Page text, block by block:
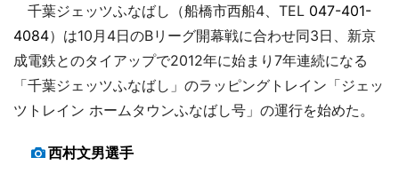
千葉ジェッツふなばし（船橋市西船4、TEL 047-401-
4084）は10月4日のBリーグ開幕戦に合わせ同3日、新京
成電鉄とのタイアップで2012年に始まり7年連続になる
「千葉ジェッツふなばし」のラッピングトレイン「ジェッ
ツトレイン ホームタウンふなばし号」の運行を始めた。
西村文男選手